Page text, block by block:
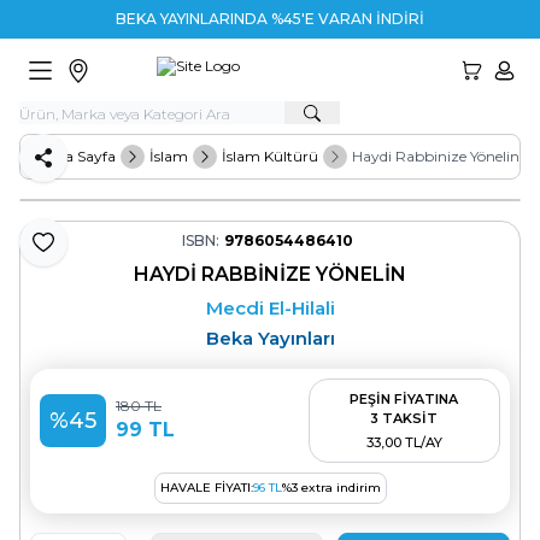
BEKA YAYINLARINDA %45'E VARAN İNDİRİM
Ana Sayfa İslam İslam Kültürü Haydi Rabbinize Yönelin
Favoriye Ekle
Paylaş
ISBN: 9786054486410
HAYDI RABBINIZE YÖNELIN
Mecdi El-Hilali
Beka Yayınları
%45
180TL
99 TL
PEŞİN FİYATINA
3 TAKSİT
33,00 TL/AY
HAVALE FIYATI:96TL%3extra indirim